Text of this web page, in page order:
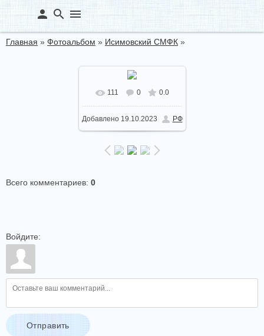
person search menu
Главная » Фотоальбом » Исимовский СМФК »
В реальном размере
1280x960/ 286.7Kb
111 0 0.0
Добавлено19.10.2023 РФ
Всего комментариев: 0
Войдите:
Отправить